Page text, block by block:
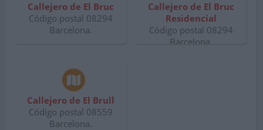
Callejero de El Bruc
Código postal 08294
Barcelona.
Callejero de El Bruc
Residencial
Código postal 08294
Barcelona.
Callejero de El Brull
Código postal 08559
Barcelona.